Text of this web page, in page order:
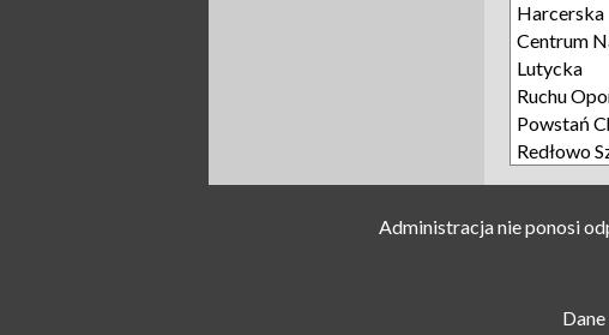
Harcerska
Centrum
Lutycka
Ruchu
Powstań
Redłowo
Administracja nie ponosi